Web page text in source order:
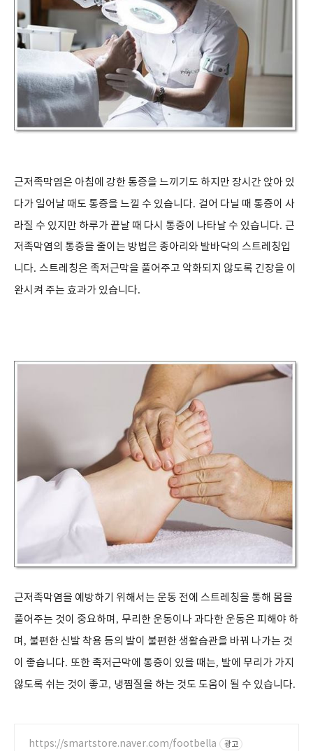
근저족막염은 아침에 강한 통증을 느끼기도 하지만 장시간 앉아 있
다가 일어날 때도 통증을 느낄 수 있습니다. 걸어 다닐 때 통증이 사
라질 수 있지만 하루가 끝날 때 다시 통증이 나타날 수 있습니다. 근
저족막염의 통증을 줄이는 방법은 종아리와 발바닥의 스트레칭입
니다. 스트레칭은 족저근막을 풀어주고 악화되지 않도록 긴장을 이
완시켜 주는 효과가 있습니다.
근저족막염을 예방하기 위해서는 운동 전에 스트레칭을 통해 몸을
풀어주는 것이 중요하며 , 무리한 운동이나 과다한 운동은 피해야 하
며 , 불편한 신발 착용 등의 발이 불편한 생활습관을 바꿔 나가는 것
이 좋습니다. 또한 족저근막에 통증이 있을 때는, 발에 무리가 가지
않도록 쉬는 것이 좋고, 냉찜질을 하는 것도 도움이 될 수 있습니다.
https://smartstore.naver.com/footbella 광고